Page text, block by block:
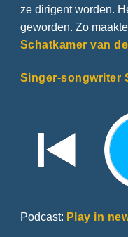
ze dirigent worden.
geworden. Zo
Schatkamer van
Singer-songwriter
Podcast: Play in